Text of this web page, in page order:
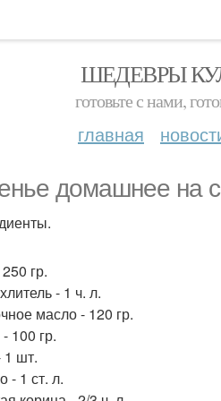
ШЕДЕВРЫ
готовьте с нами,
главная
домашнее на
гр.
- 1 ч. л.
масло - 120 гр.
100 гр.
1 шт.
- 1 ст. л.